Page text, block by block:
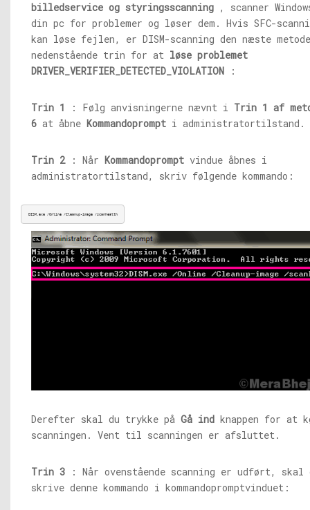
billedservice og styringsscanning , scanner
din pc for problemer og løser dem. Hvis SFC-
kan løse fejlen, er DISM-scanning den næste
nedenstående trin for at løse problemet
DRIVER_VERIFIER_DETECTED_VIOLATION :
Trin 1 : Følg anvisningerne nævnt i Trin 1 af
6 at åbne Kommandoprompt i administratortilstand.
Trin 2: Når Kommandoprompt vindue åbnes i
administratortilstand, skriv følgende kommando:
DISM.exe /Online /Cleanup-image /scanhealth
Derefter skal du trykke på Gå ind knappen for at
scanningen. Vent til scanningen er afsluttet.
Trin 3 : Når ovenstående scanning er udført, skal
skrive denne kommando i kommandopromptvinduet: